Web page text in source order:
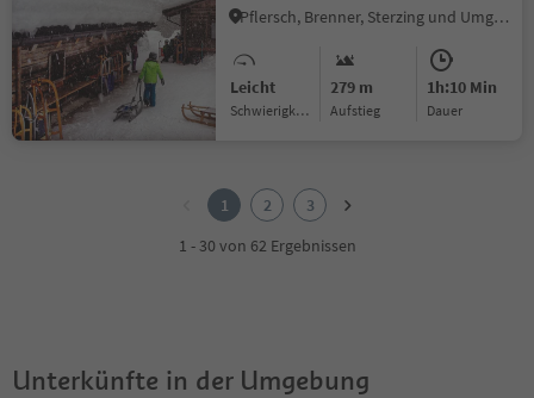
Pflersch, Brenner, Sterzing und Umgebung
Leicht
Schwierigkeitsgrad
279 m
Aufstieg
1h:10 Min
Dauer
1 2
3
1 - 30 von 62 Ergebnissen
Unterkünfte in der Umgebung